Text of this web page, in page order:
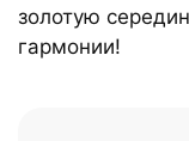
золотую
гармонии!